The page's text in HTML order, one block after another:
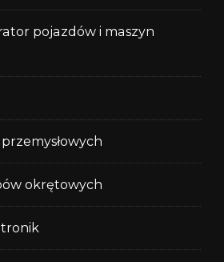
pojazdów i maszyn
okrętowych